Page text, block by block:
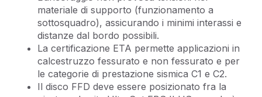
materiale di supporto (funzionamento a
sottosquadro), assicurando i minimi interassi e
distanze dal bordo possibili.
La certificazione ETA permette applicazioni in
calcestruzzo fessurato e non fessurato e per
le categorie di prestazione sismica C1 e C2.
Il disco FFD deve essere posizionato fra la